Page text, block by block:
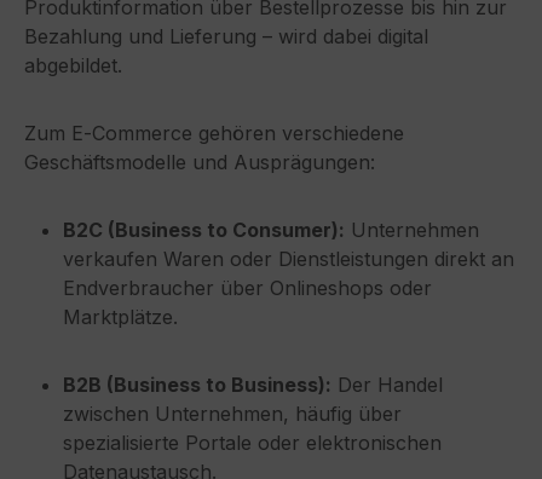
Produktinformation über Bestellprozesse bis hin zur
Bezahlung und Lieferung – wird dabei digital
abgebildet.
Zum E‑Commerce gehören verschiedene
Geschäftsmodelle und Ausprägungen:
B2C (Business to Consumer): Unternehmen
verkaufen Waren oder Dienstleistungen direkt an
Endverbraucher über Onlineshops oder
Marktplätze.
B2B (Business to Business): Der Handel
zwischen Unternehmen, häufig über
spezialisierte Portale oder elektronischen
Datenaustausch.